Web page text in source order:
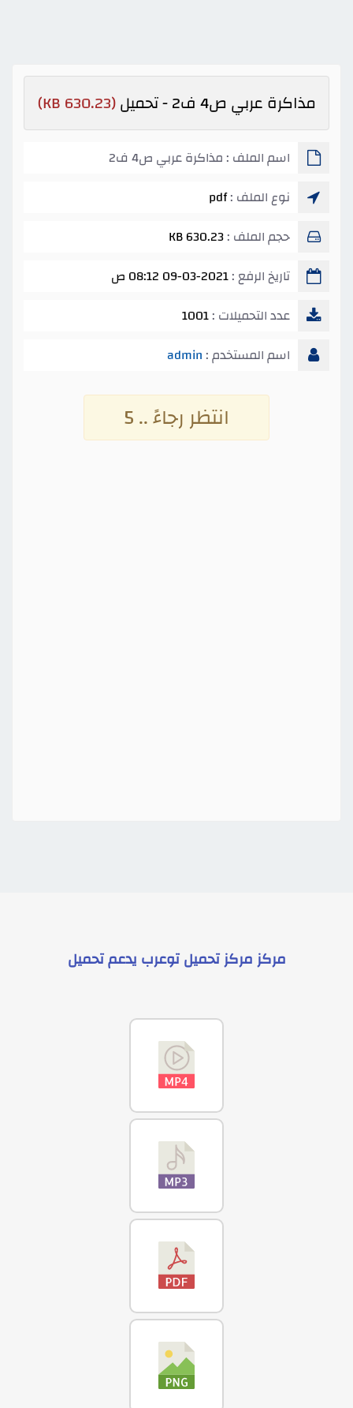
مذاكرة عربي ص4 ف2 - تحميل (630.23 KB)
اسم الملف : مذاكرة عربي ص4 ف2
نوع الملف :pdf
حجم الملف :630.23 KB
تاريخ الرفع :09-03-2021 08:12 ص
عدد التحميلات :1001
اسم المستخدم : admin
انتظر رجاءً .. 4
مركزمركز تحميل توعرب يدعمتحميل